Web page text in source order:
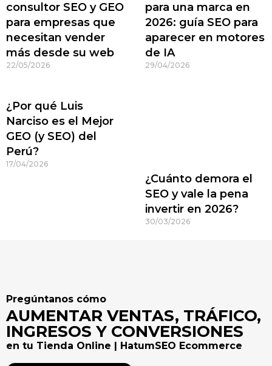
consultor SEO y GEO
para empresas que
necesitan vender
más desde su web
22/05/2026
para una marca en
2026: guía SEO para
aparecer en motores
de IA
29/04/2026
¿Por qué Luis
Narciso es el Mejor
GEO (y SEO) del
Perú?
17/04/2026
¿Cuánto demora el
SEO y vale la pena
invertir en 2026?
30/03/2026
Pregúntanos cómo
AUMENTAR VENTAS, TRÁFICO,
INGRESOS Y CONVERSIONES
en tu Tienda Online | HatumSEO Ecommerce